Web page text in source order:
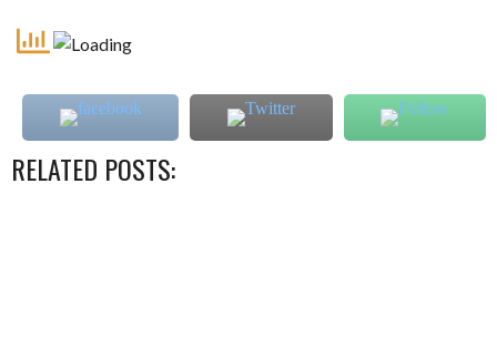
RELATED POSTS: